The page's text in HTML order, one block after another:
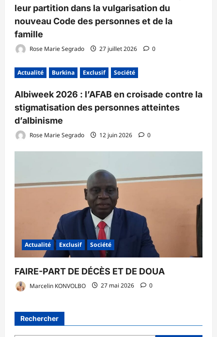
leur partition dans la vulgarisation du
nouveau Code des personnes et de la
famille
Rose Marie Segrado 27 juillet 2026 0
Actualité Burkina Exclusif Société
Albiweek 2026 : l’AFAB en croisade contre la
stigmatisation des personnes atteintes
d’albinisme
Rose Marie Segrado 12 juin 2026 0
Actualité Exclusif Société
FAIRE-PART DE DÉCÈS ET DE DOUA
Marcelin KONVOLBO 27 mai 2026 0
Rechercher